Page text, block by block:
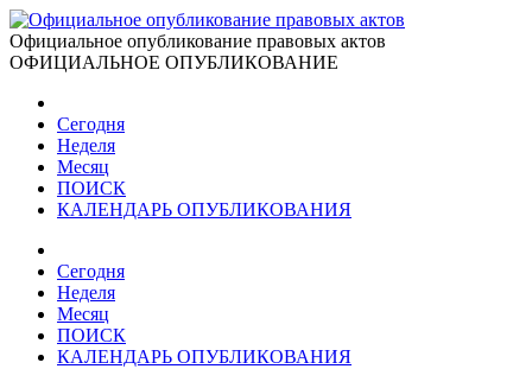
Официальное опубликование правовых актов
ОФИЦИАЛЬНОЕ ОПУБЛИКОВАНИЕ
Сегодня
Неделя
Месяц
ПОИСК
КАЛЕНДАРЬ ОПУБЛИКОВАНИЯ
Сегодня
Неделя
Месяц
ПОИСК
КАЛЕНДАРЬ ОПУБЛИКОВАНИЯ